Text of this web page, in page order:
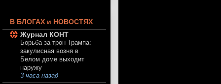
В БЛОГАХ и НОВОСТЯХ
Журнал КОНТ
Борьба за трон Трампа:
закулисная возня в
Белом доме выходит
наружу
3 часа назад